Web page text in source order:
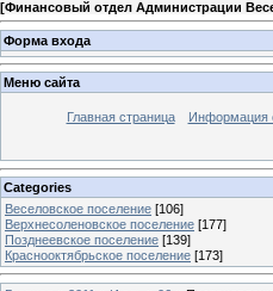
[Финансовый отдел Администрации
Форма входа
Меню сайта
Главная страница Информация
Categories
Веселовское поселение [106]
Верхнесоленовское поселение [177]
Позднеевское поселение [139]
Краснооктябрьское поселение [173]